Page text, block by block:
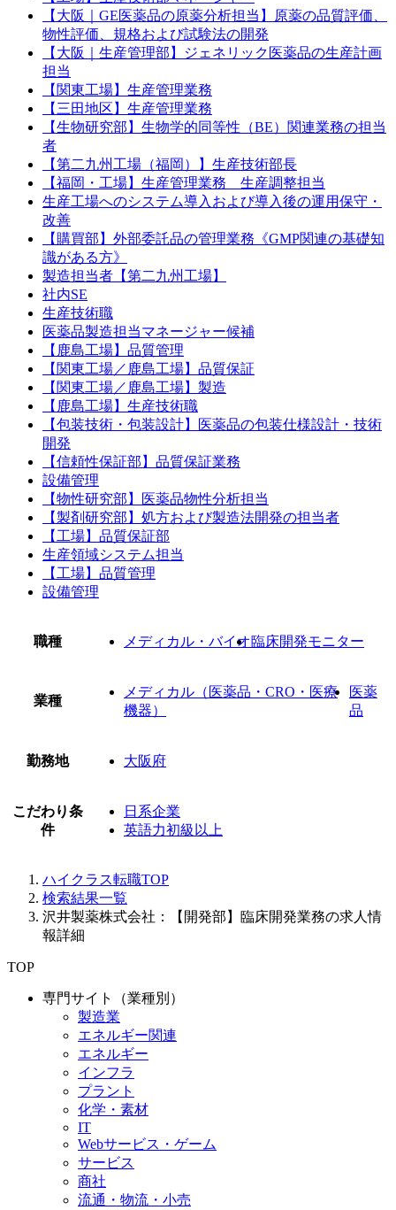
【大阪｜GE医薬品の原薬分析担当】原薬の品質評価、
物性評価、規格および試験法の開発
【大阪｜生産管理部】ジェネリック医薬品の生産計画
担当
【関東工場】生産管理業務
【三田地区】生産管理業務
【生物研究部】生物学的同等性（BE）関連業務の担当
者
【第二九州工場（福岡）】生産技術部長
【福岡・工場】生産管理業務 生産調整担当
生産工場へのシステム導入および導入後の運用保守・
改善
【購買部】外部委託品の管理業務《GMP関連の基礎知
識がある方》
製造担当者【第二九州工場】
社内SE
生産技術職
医薬品製造担当マネージャー候補
【鹿島工場】品質管理
【関東工場／鹿島工場】品質保証
【関東工場／鹿島工場】製造
【鹿島工場】生産技術職
【包装技術・包装設計】医薬品の包装仕様設計・技術
開発
【信頼性保証部】品質保証業務
設備管理
【物性研究部】医薬品物性分析担当
【製剤研究部】処方および製造法開発の担当者
【工場】品質保証部
生産領域システム担当
【工場】品質管理
設備管理
職種 メディカル・バイオ臨床開発モニター
業種
メディカル（医薬品・CRO・医療
機器）
医薬
品
勤務地 大阪府
こだわり条
件
日系企業
英語力初級以上
ハイクラス転職TOP
検索結果一覧
沢井製薬株式会社：【開発部】臨床開発業務の求人情
報詳細
TOP
専門サイト（業種別）
製造業
エネルギー関連
エネルギー
インフラ
プラント
化学・素材
IT
Webサービス・ゲーム
サービス
商社
流通・物流・小売